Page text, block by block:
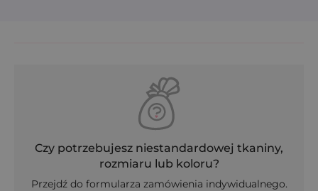
Czy potrzebujesz niestandardowej tkaniny,
rozmiaru lub koloru?
Przejdź do formularza zamówienia indywidualnego.